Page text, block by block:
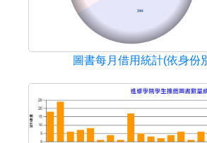
圖書每月借用統計(依身份